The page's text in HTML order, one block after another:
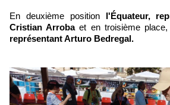
En deuxième position l'Équateur,
Cristian Arrobaet en troisième place,
représentant Arturo Bedregal.